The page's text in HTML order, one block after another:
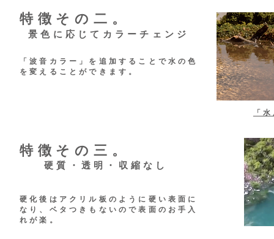
特徴その二。
景色に応じてカラーチェンジ
「波音カラー」を追加することで水の色
を変えることができます。
「
特徴その三。
硬質・透明・収縮なし
硬化後はアクリル板のように硬い表面に
なり、ベタつきもないので表面のお手入
れが楽。